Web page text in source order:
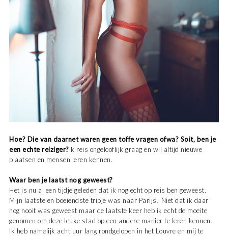
Hoe? Die van daarnet waren geen toffe vragen ofwa? Soit, ben je
een echte reiziger?Ik reis ongelooflijk graag en wil altijd nieuwe
plaatsen en mensen leren kennen.
Waar ben je laatst nog geweest?
Het is nu al een tijdje geleden dat ik nog echt op reis ben geweest.
Mijn laatste en boeiendste tripje was naar Parijs! Niet dat ik daar
nog nooit was geweest maar de laatste keer heb ik echt de moeite
genomen om deze leuke stad op een andere manier te leren kennen.
Ik heb namelijk acht uur lang rondgelopen in het Louvre en mij te